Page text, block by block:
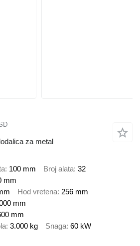
za metal
100 mm Broj alata 32
mm
Hod vretena 256 mm
mm
mm
3.000 kg Snaga 60 kW